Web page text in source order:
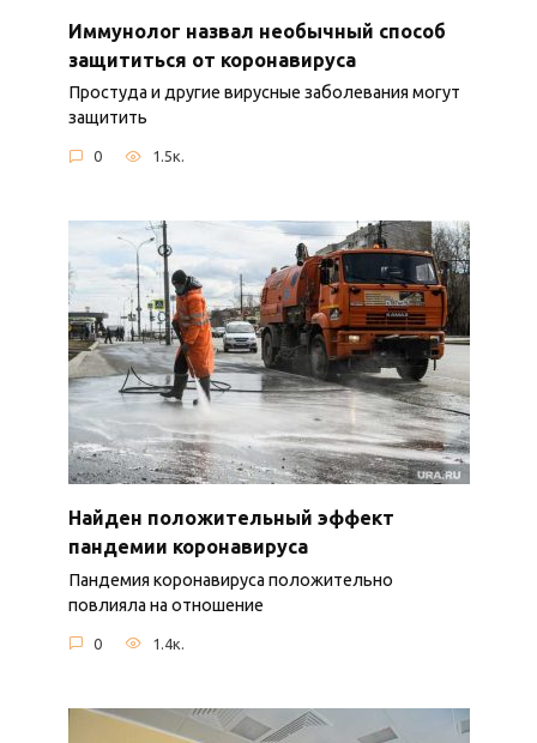
Иммунолог назвал необычный способ
защититься от коронавируса
Простуда и другие вирусные заболевания могут
защитить
0 1.5к.
Найден положительный эффект
пандемии коронавируса
Пандемия коронавируса положительно
повлияла на отношение
0 1.4к.